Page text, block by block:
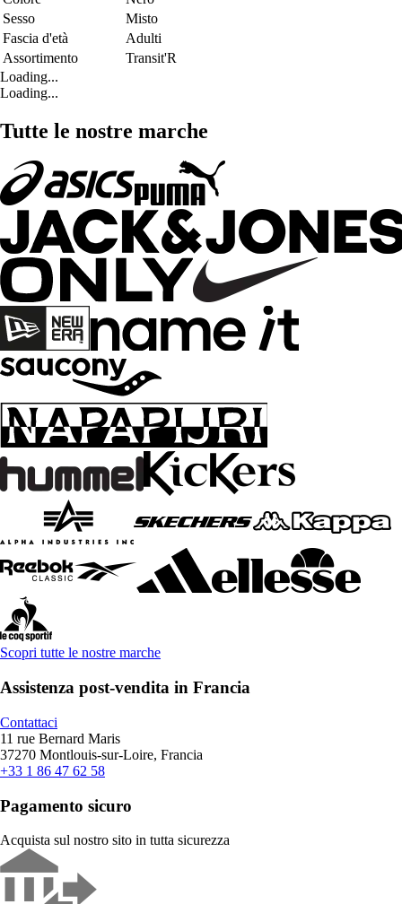
Sesso
Misto
Fascia d'età
Adulti
Assortimento
Transit'R
Loading...
Loading...
Tutte le nostre marche
Scopri tutte le nostre marche
Assistenza post-vendita in Francia
Contattaci
11 rue Bernard Maris
37270 Montlouis-sur-Loire, Francia
+33 1 86 47 62 58
Pagamento sicuro
Acquista sul nostro sito in tutta sicurezza